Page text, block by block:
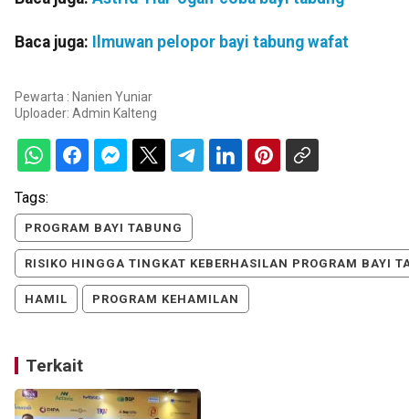
Baca juga: Ilmuwan pelopor bayi tabung wafat
Pewarta : Nanien Yuniar
Uploader: Admin Kalteng
Tags:
PROGRAM BAYI TABUNG
RISIKO HINGGA TINGKAT KEBERHASILAN PROGRAM BAYI
HAMIL PROGRAM KEHAMILAN
Terkait